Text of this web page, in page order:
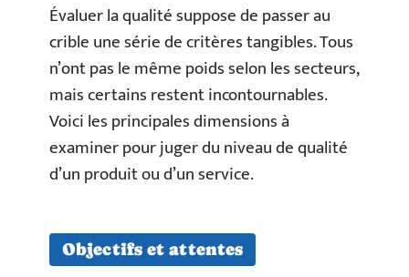
Évaluer la qualité suppose de passer au
crible une série de critères tangibles. Tous
n’ont pas le même poids selon les secteurs,
mais certains restent incontournables.
Voici les principales dimensions à
examiner pour juger du niveau de qualité
d’un produit ou d’un service.
Objectifs et attentes